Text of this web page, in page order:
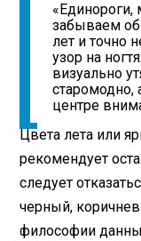
«Единороги,
забываем
лет и точно
узор на
визуально
старомодно,
центре
Цвета лета или
рекомендует
следует
черный,
философии